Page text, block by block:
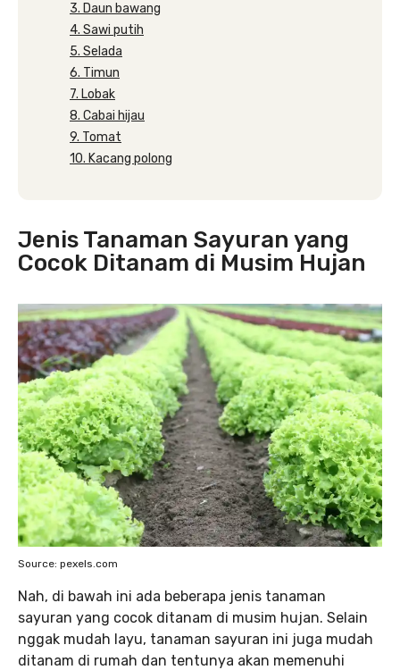
3. Daun bawang
4. Sawi putih
5. Selada
6. Timun
7. Lobak
8. Cabai hijau
9. Tomat
10. Kacang polong
Jenis Tanaman Sayuran yang
Cocok Ditanam di Musim Hujan
Source: pexels.com
Nah, di bawah ini ada beberapa jenis tanaman
sayuran yang cocok ditanam di musim hujan. Selain
nggak mudah layu, tanaman sayuran ini juga mudah
ditanam di rumah dan tentunya akan memenuhi